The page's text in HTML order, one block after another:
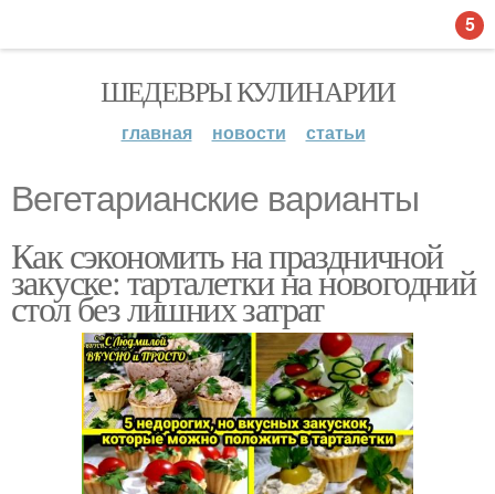
ШЕДЕВРЫ КУЛИНАРИИ
главная новости статьи
Вегетарианские варианты
Как сэкономить на праздничной
закуске: тарталетки на новогодний
стол без лишних затрат
5